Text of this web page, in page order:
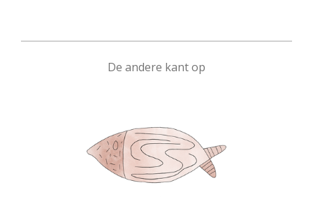
De andere kant op